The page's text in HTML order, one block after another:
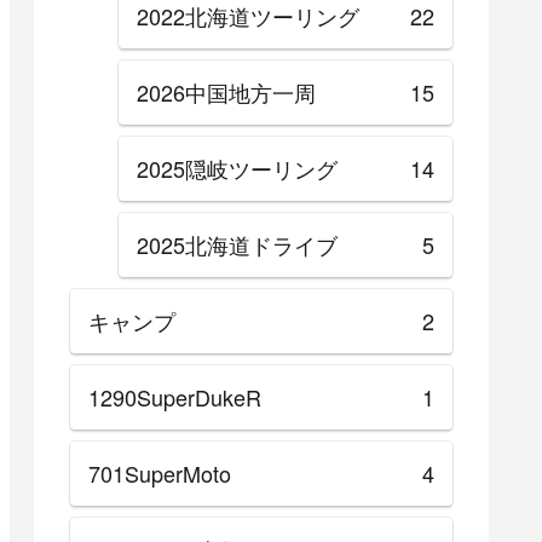
2022北海道ツーリング 22
2026中国地方一周 15
2025隠岐ツーリング 14
2025北海道ドライブ 5
キャンプ 2
1290SuperDukeR 1
701SuperMoto 4